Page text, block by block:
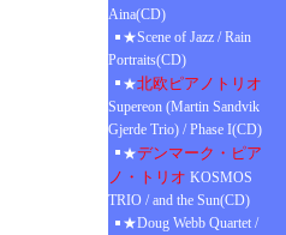
Aina(CD)
★Scene of Jazz / Rain
Portraits(CD)
★北欧ピアノトリオ
Supereon (Martin Sandvik
Gjerde Trio) / Phase I(CD)
★デンマーク・ピア
ノ・トリオ KOSMOS
TRIO / and the Sun(CD)
★Doug Webb Quartet /